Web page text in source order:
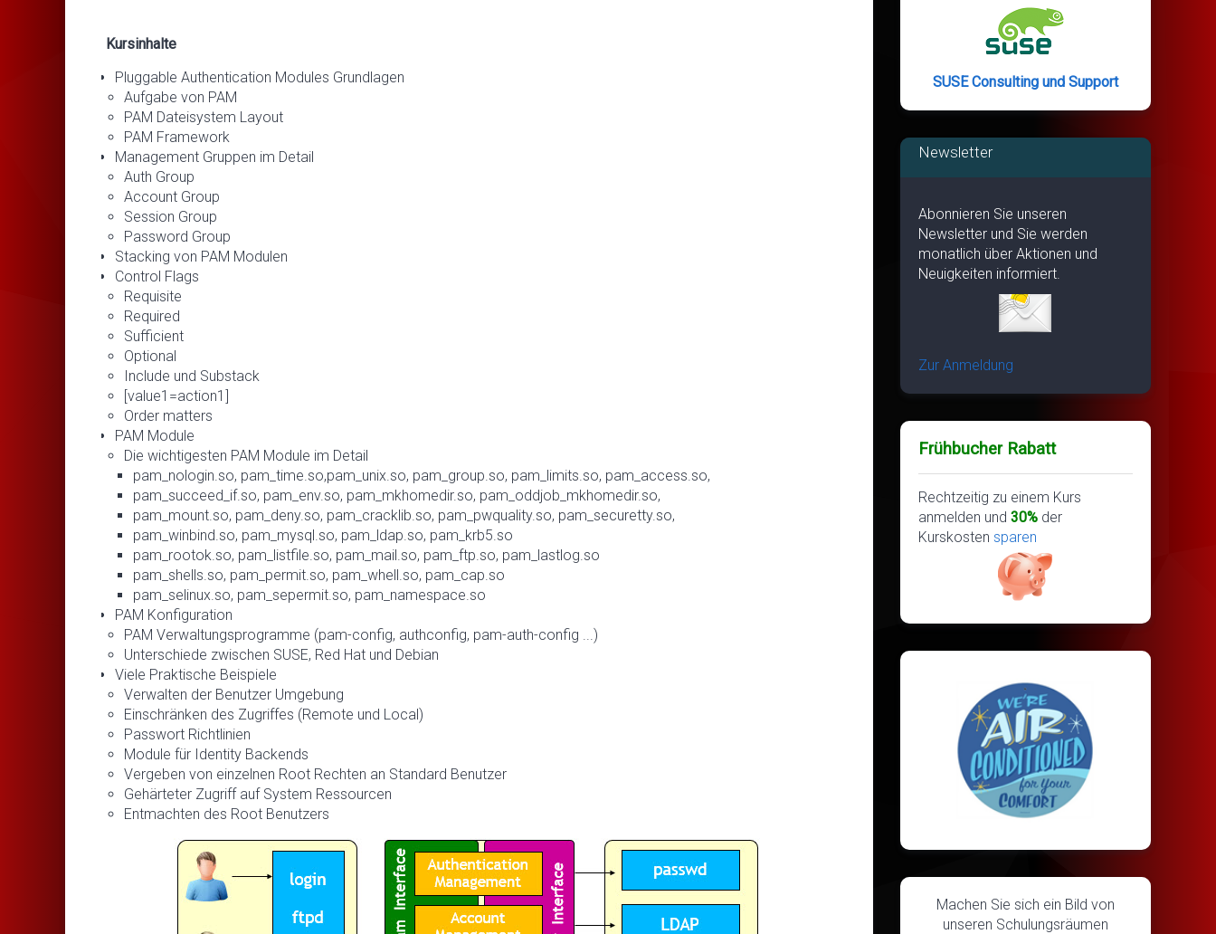
Kursinhalte
Pluggable Authentication Modules Grundlagen
Aufgabe von PAM
PAM Dateisystem Layout
PAM Framework
Management Gruppen im Detail
Auth Group
Account Group
Session Group
Password Group
Stacking von PAM Modulen
Control Flags
Requisite
Required
Sufficient
Optional
Include und Substack
[value1=action1]
Order matters
PAM Module
Die wichtigesten PAM Module im Detail
pam_nologin.so, pam_time.so,pam_unix.so, pam_group.so, pam_limits.so, pam_access.so,
pam_succeed_if.so, pam_env.so, pam_mkhomedir.so, pam_oddjob_mkhomedir.so,
pam_mount.so, pam_deny.so, pam_cracklib.so, pam_pwquality.so, pam_securetty.so,
pam_winbind.so, pam_mysql.so, pam_ldap.so, pam_krb5.so
pam_rootok.so, pam_listfile.so, pam_mail.so, pam_ftp.so, pam_lastlog.so
pam_shells.so, pam_permit.so, pam_whell.so, pam_cap.so
pam_selinux.so, pam_sepermit.so, pam_namespace.so
PAM Konfiguration
PAM Verwaltungsprogramme (pam-config, authconfig, pam-auth-config ...)
Unterschiede zwischen SUSE, Red Hat und Debian
Viele Praktische Beispiele
Verwalten der Benutzer Umgebung
Einschränken des Zugriffes (Remote und Local)
Passwort Richtlinien
Module für Identity Backends
Vergeben von einzelnen Root Rechten an Standard Benutzer
Gehärteter Zugriff auf System Ressourcen
Entmachten des Root Benutzers
SUSE Consulting und Support
Newsletter
Abonnieren Sie unseren
Newsletter und Sie werden
monatlich über Aktionen und
Neuigkeiten informiert.
Zur Anmeldung
Frühbucher Rabatt
Rechtzeitig zu einem Kurs
anmelden und 30%der
Kurskosten sparen
Machen Sie sich ein Bild von
unseren Schulungsräumen